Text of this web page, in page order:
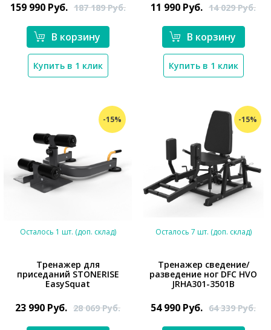
159 990 Руб. 187 189Руб.
В корзину
Купить в 1 клик
11 990 Руб. 14 029Руб.
В корзину
Купить в 1 клик
-15%
*}
Осталось 1 шт. (доп. склад)
Тренажер для
приседаний STONERISE
EasySquat
23 990 Руб. 28 069Руб.
-15%
*}
Осталось 7 шт. (доп. склад)
Тренажер сведение/
разведение ног DFC HVO
JRHA301-3501B
54 990 Руб. 64 339Руб.